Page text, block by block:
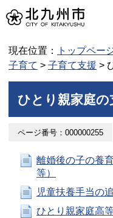
現在位置： トップペー
子育て > 子育て支援 >
ひとり親家庭の
ページ番号：000000255
離婚後の子の養
等）
児童扶養手当の
ひとり親家庭高